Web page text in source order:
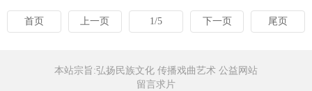
首页 上一页 1/5 下一页 尾页
本站宗旨:弘扬民族文化 传播戏曲艺术 公益网站
留言求片